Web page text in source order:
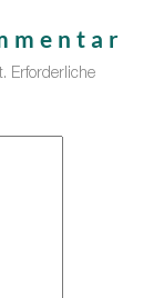
Erforderliche